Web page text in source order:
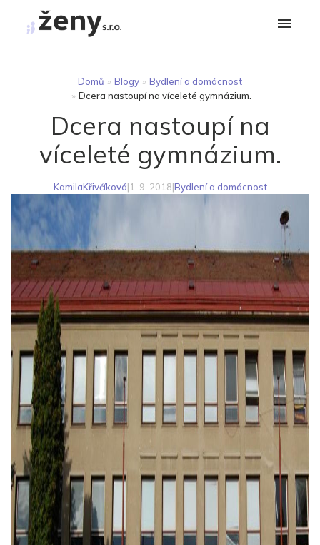
Domů » Blogy » Bydlení a domácnost
» Dcera nastoupí na víceleté gymnázium.
Dcera nastoupí na
víceleté gymnázium.
KamilaKřivčíková|1. 9. 2018|Bydlení a domácnost